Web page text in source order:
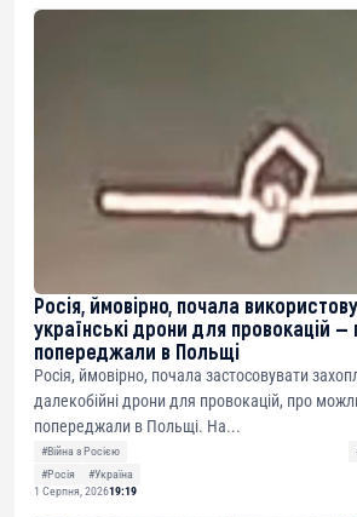
Росія, ймовірно, почала
українські дрони для провокацій —
попереджали в Польщі
Росія, ймовірно, почала застосовувати
далекобійні дрони для провокацій, про
попереджали в Польщі. На...
#Війна з Росією
#Росія
#Україна
1 Серпня, 202619:19